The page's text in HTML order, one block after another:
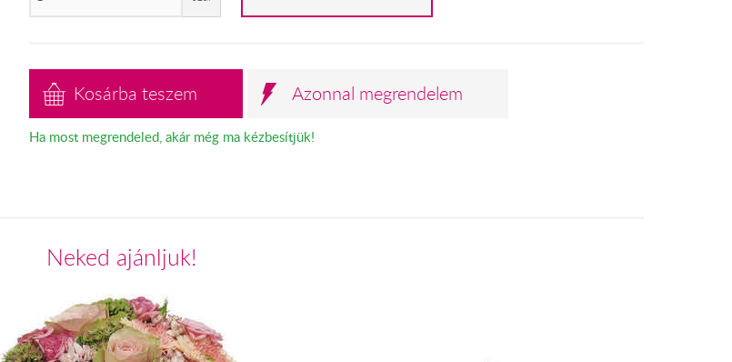
Kosárba teszem Azonnal megrendelem
Ha most megrendeled, akár még ma kézbesítjük!
Neked ajánljuk!